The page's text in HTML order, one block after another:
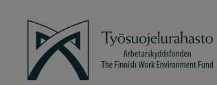
Työsuojelurahasto